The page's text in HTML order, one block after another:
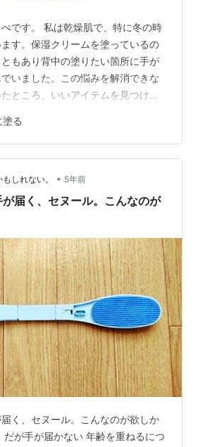
です。 私は乾燥肌で、特に冬の時
す。保湿クリームを塗っているの
もあり背中の塗りたい箇所に手が
いました。この悩みを解消できな
ところ、いいアイテムを見つけた
ル 私が見つけたのはこちらの商品
セヌール」です。こちらの商品を
届かなかった背中の箇所も保湿ク
きました。注意事項にもあるので
ゴシだと皮膚が傷ついてしまうの
いです。また、塗った…
る
しれない。 • 5年前
届く、セヌール。こんなのが
く、セヌール。こんなのが欲しか
だが手が届かない 年齢を重ねるにつ